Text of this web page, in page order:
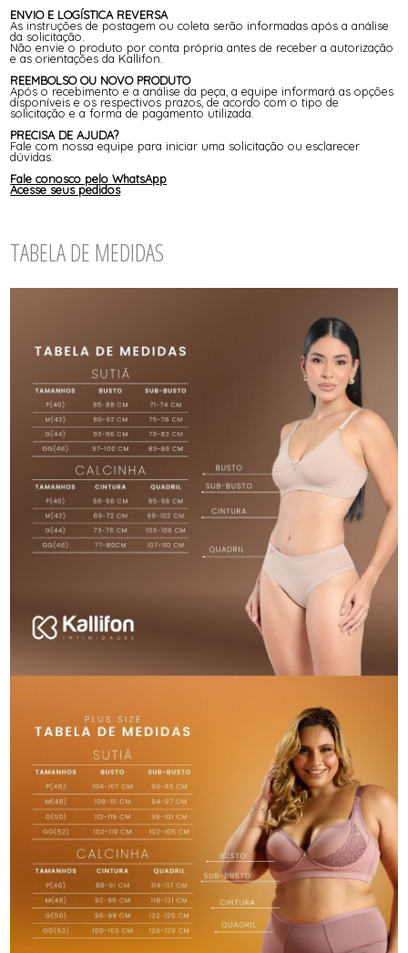
ENVIO E LOGÍSTICA REVERSA
As instruções de postagem ou coleta serão informadas após a análise
da solicitação.
Não envie o produto por conta própria antes de receber a autorização
e as orientações da Kallifon.
REEMBOLSO OU NOVO PRODUTO
Após o recebimento e a análise da peça, a equipe informará as opções
disponíveis e os respectivos prazos, de acordo com o tipo de
solicitação e a forma de pagamento utilizada.
PRECISA DE AJUDA?
Fale com nossa equipe para iniciar uma solicitação ou esclarecer
dúvidas.
Fale conosco pelo WhatsApp
Acesse seus pedidos
TABELA DE MEDIDAS